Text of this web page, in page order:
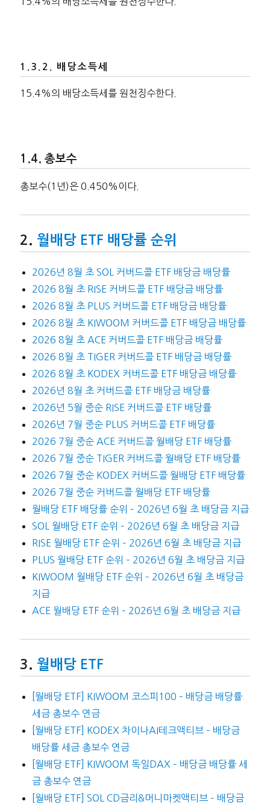
배당소득세
15.4%의 배당소득세를 원천징수한다.
총보수
총보수(1년)은 0.450%이다.
월배당 ETF 배당률 순위
2026년 8월 초 SOL 커버드콜 ETF 배당금 배당률
2026 8월 초 RISE 커버드콜 ETF 배당금 배당률
2026 8월 초 PLUS 커버드콜 ETF 배당금 배당률
2026 8월 초 KIWOOM 커버드콜 ETF 배당금 배당률
2026 8월 초 ACE 커버드콜 ETF 배당금 배당률
2026 8월 초 TIGER 커버드콜 ETF 배당금 배당률
2026 8월 초 KODEX 커버드콜 ETF 배당금 배당률
2026년 8월 초 커버드콜 ETF 배당금 배당률
2026년 5월 중순 RISE 커버드콜 ETF 배당률
2026년 7월 중순 PLUS 커버드콜 ETF 배당률
2026 7월 중순 ACE 커버드콜 월배당 ETF 배당률
2026 7월 중순 TIGER 커버드콜 월배당 ETF 배당률
2026 7월 중순 KODEX 커버드콜 월배당 ETF 배당률
2026 7월 중순 커버드콜 월배당 ETF 배당률
월배당 ETF 배당률 순위 – 2026년 6월 초 배당금 지급
SOL 월배당 ETF 순위 – 2026년 6월 초 배당금 지급
RISE 월배당 ETF 순위 – 2026년 6월 초 배당금 지급
PLUS 월배당 ETF 순위 – 2026년 6월 초 배당금 지급
KIWOOM 월배당 ETF 순위 – 2026년 6월 초 배당금
지급
ACE 월배당 ETF 순위 – 2026년 6월 초 배당금 지급
월배당 ETF
[월배당 ETF] KIWOOM 코스피100 – 배당금 배당률
세금 총보수 연금
[월배당 ETF] KODEX 차이나AI테크액티브 – 배당금
배당률 세금 총보수 연금
[월배당 ETF] KIWOOM 독일DAX – 배당금 배당률 세
금 총보수 연금
[월배당 ETF] SOL CD금리&머니마켓액티브 – 배당금